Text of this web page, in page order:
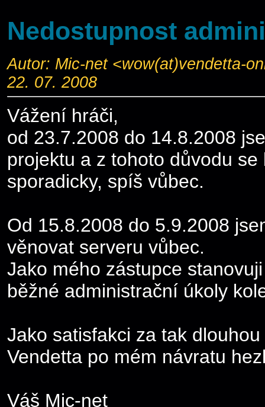
Nedostupnost
Autor: Mic-net <wow(at)vendetta-
22. 07. 2008
Vážení hráči,
od 23.7.2008 do 14.8.2008
projektu a z tohoto důvodu
sporadicky, spíš vůbec.
Od 15.8.2008 do 5.9.2008
věnovat serveru vůbec.
Jako mého zástupce
běžné administrační úkoly
Jako satisfakci za tak
Vendetta po mém návratu
Váš Mic-net